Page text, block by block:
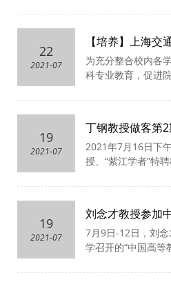
院。2020
年，在教
上海交通大学成立
界一流的教育学院
征程！教育学院坚
教育规律与教育改
高水平综合性大学
22
2021-07
【培养】上海交
合作启动会暨教
成功举办
为充分整合校内各
科专业教育，促进
会暨教育学院学科
教育学院名誉院长
安胜，文科建设处
徐振礼，研究生院
学院党委书记齐红
院副院长王增琦，
与天文学院党委副
院长郑思珣，生命
纯、副院长李志勇
19
2021-07
丁钢教授做客第
院“名师讲坛”
2021年7月16日下
授、 “紫江学者”特
坛”并做报告。讲座
19
2021-07
刘念才教授参加
估分会 2021年
7月9日-12日，刘
学召开的“中国高
育体系建设与高等